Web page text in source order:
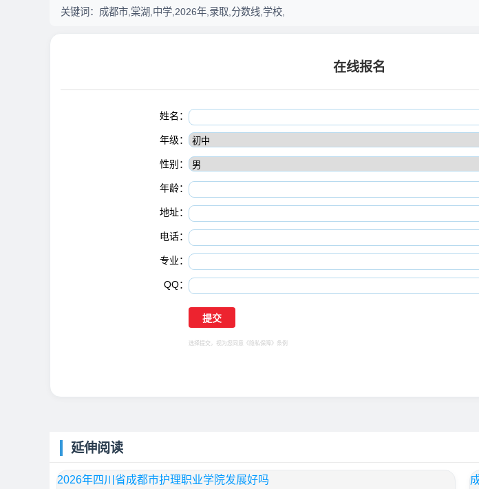
关键词： 成都市,棠湖,中学,2026年,录取,分数线,学校,
在线报名
姓名：
年级：
性别：
年龄：
地址：
电话：
专业：
QQ：
选择提交，视为您同意 《隐私保障》 条例
延伸阅读
2026年四川省成都市护理职业学院发展好吗